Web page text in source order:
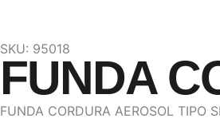
SKU: 95018
FUNDA
FUNDA CORDURA AEROSOL TIPO